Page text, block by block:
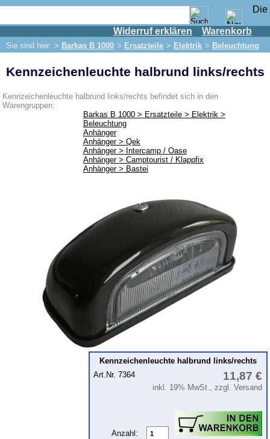
Widerruf erklären Warenkorb
Sie sind hier: > Barkas B 1000 > Ersatzteile > Elektrik > Beleuchtung
IFA Motor
IFA-Fahrzeuge
Trabant 1.1
Wartburg 353
Wartburg 1.3
Barkas B 1000
Elektrik
Beleuchtung
Kolben
Zündung
Kühlsystem
Vergaser & Ansaug-System
Kennzeichenleuchte halbrund links/rechts
Kennzeichenleuchte halbrund links/rechts befindet sich in den
Warengruppen:
Barkas B 1000 > Ersatzteile > Elektrik >
Beleuchtung
Anhänger
Anhänger > Qek
Anhänger > Intercamp / Oase
Anhänger > Camptourist / Klappfix
Anhänger > Bastei
Kennzeichenleuchte halbrund links/rechts
Art.Nr. 7364
11,87 €
inkl. 19% MwSt., zzgl. Versand
Anzahl: